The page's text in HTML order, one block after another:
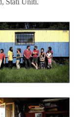
Stati Uniti.